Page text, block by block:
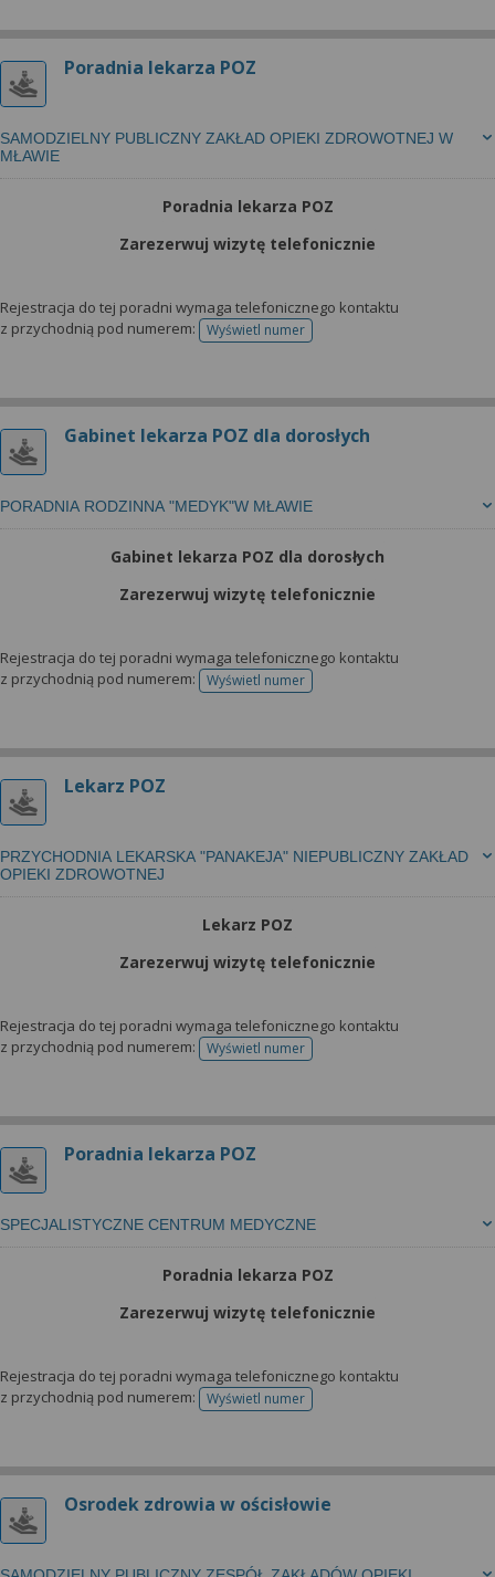
Poradnia lekarza POZ
SAMODZIELNY PUBLICZNY ZAKŁAD OPIEKI ZDROWOTNEJ W
MŁAWIE
Poradnia lekarza POZ
Zarezerwuj wizytę telefonicznie
Rejestracja do tej poradni wymaga telefonicznego kontaktu
z przychodnią pod numerem:
Wyświetl numertelefonu do rejestracji
Gabinet lekarza POZ dla dorosłych
PORADNIA RODZINNA "MEDYK"W MŁAWIE
Gabinet lekarza POZ dla dorosłych
Zarezerwuj wizytę telefonicznie
Rejestracja do tej poradni wymaga telefonicznego kontaktu
z przychodnią pod numerem:
Wyświetl numertelefonu do rejestracji
Lekarz POZ
PRZYCHODNIA LEKARSKA "PANAKEJA" NIEPUBLICZNY ZAKŁAD
OPIEKI ZDROWOTNEJ
Lekarz POZ
Zarezerwuj wizytę telefonicznie
Rejestracja do tej poradni wymaga telefonicznego kontaktu
z przychodnią pod numerem:
Wyświetl numertelefonu do rejestracji
Poradnia lekarza POZ
SPECJALISTYCZNE CENTRUM MEDYCZNE
Poradnia lekarza POZ
Zarezerwuj wizytę telefonicznie
Rejestracja do tej poradni wymaga telefonicznego kontaktu
z przychodnią pod numerem:
Wyświetl numertelefonu do rejestracji
Osrodek zdrowia w ościsłowie